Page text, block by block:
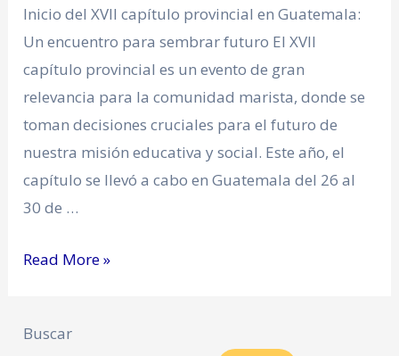
Inicio del XVII capítulo provincial en Guatemala:
Un encuentro para sembrar futuro El XVII
capítulo provincial es un evento de gran
relevancia para la comunidad marista, donde se
toman decisiones cruciales para el futuro de
nuestra misión educativa y social. Este año, el
capítulo se llevó a cabo en Guatemala del 26 al
30 de …
Read More »
Buscar